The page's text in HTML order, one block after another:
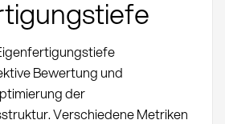
Bewertung und
der
Verschiedene Metriken